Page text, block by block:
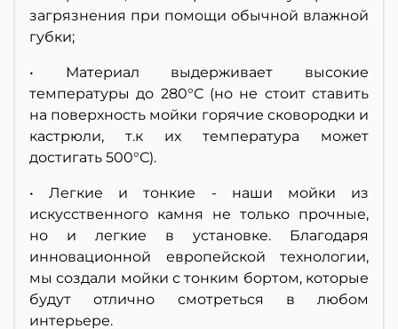
загрязнения при помощи обычной влажной
губки;
• Материал выдерживает высокие
температуры до 280°С (но не стоит ставить
на поверхность мойки горячие сковородки и
кастрюли, т.к их температура может
достигать 500°С).
• Легкие и тонкие - наши мойки из
искусственного камня не только прочные,
но и легкие в установке. Благодаря
инновационной европейской технологии,
мы создали мойки с тонким бортом, которые
будут отлично смотреться в любом
интерьере.